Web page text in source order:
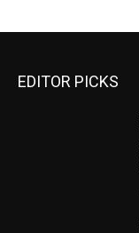
EDITOR PICKS